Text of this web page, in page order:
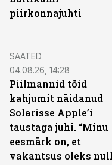
piirkonnajuhti
SAATED
04.08.26, 14:28
Piilmannid tõid
kahjumit näidanud
Solarisse Apple’i
taustaga juhi. “Minu
eesmärk on, et
vakantsus oleks